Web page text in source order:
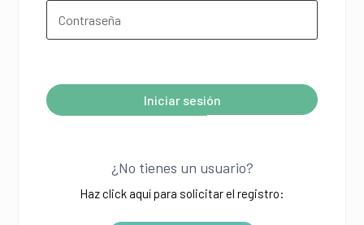
Iniciar sesión
¿No tienes un usuario?
Haz click aquí para solicitar el registro: